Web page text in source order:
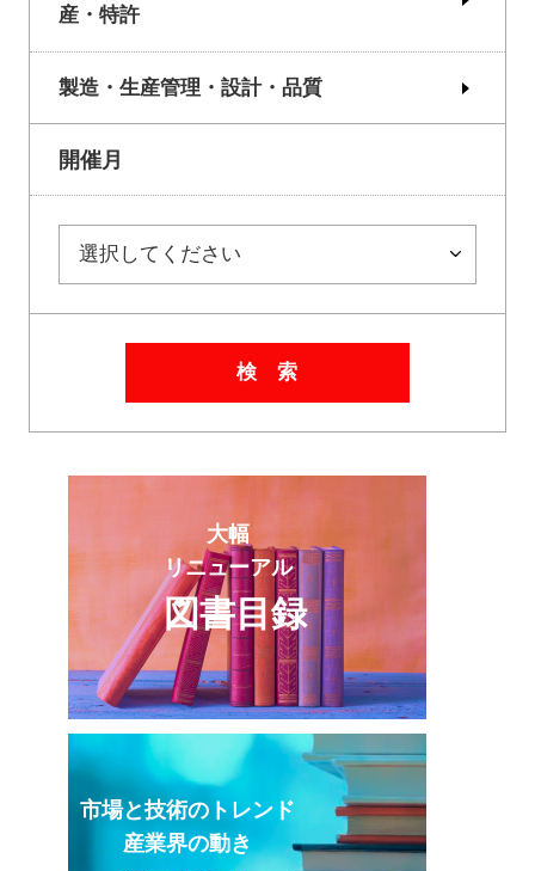
産・特許
製造・生産管理・設計・品質
開催月
検 索
大幅
リニューアル
図書目録
市場と技術のトレンド
産業界の動き